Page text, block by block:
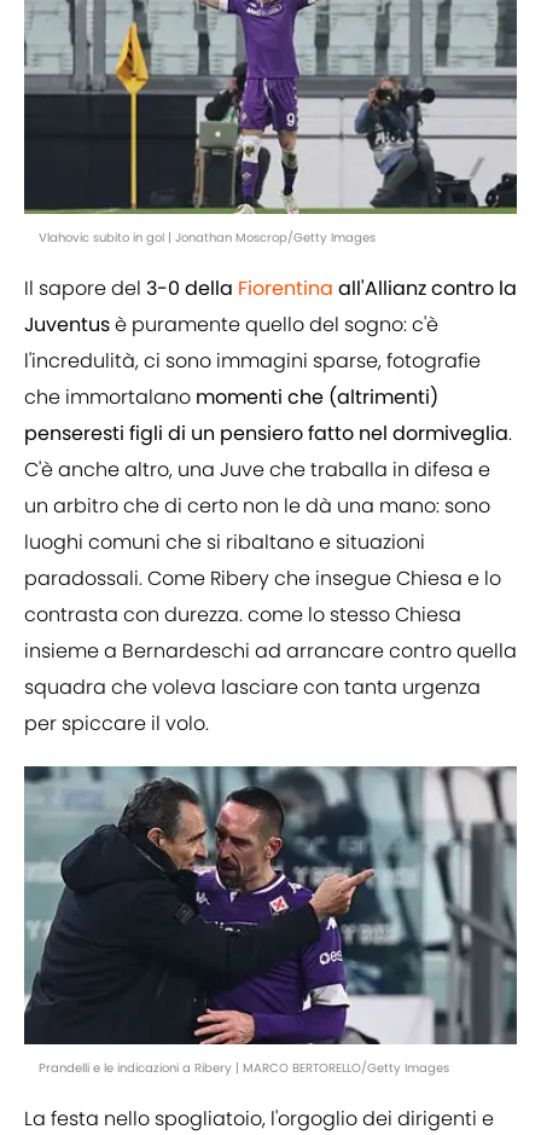
Vlahovic subito in gol | Jonathan Moscrop/Getty Images
Il sapore del 3-0 della Fiorentina all'Allianz contro la
Juventusè puramente quello del sogno: c'è
l'incredulità, ci sono immagini sparse, fotografie
che immortalano momenti che (altrimenti)
penseresti figli di un pensiero fatto nel dormiveglia.
C'è anche altro, una Juve che traballa in difesa e
un arbitro che di certo non le dà una mano: sono
luoghi comuni che si ribaltano e situazioni
paradossali. Come Ribery che insegue Chiesa e lo
contrasta con durezza. come lo stesso Chiesa
insieme a Bernardeschi ad arrancare contro quella
squadra che voleva lasciare con tanta urgenza
per spiccare il volo.
Prandelli e le indicazioni a Ribery | MARCO BERTORELLO/Getty Images
La festa nello spogliatoio, l'orgoglio dei dirigenti e